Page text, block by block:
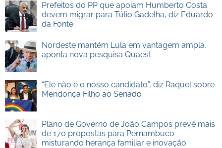
Prefeitos do PP que apoiam Humberto Costa
devem migrar para Túlio Gadelha, diz Eduardo
da Fonte
Nordeste mantém Lula em vantagem ampla,
aponta nova pesquisa Quaest
“Ele não é o nosso candidato”, diz Raquel sobre
Mendonça Filho ao Senado
Plano de Governo de João Campos prevê mais
de 170 propostas para Pernambuco
misturando herança familiar e inovação